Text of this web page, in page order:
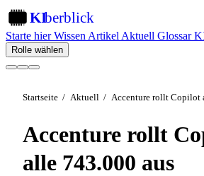
KIberblick
Starte hierWissen Artikel Aktuell Glossar
Rolle wählen
Startseite / Aktuell / Accenture rollt Copilot
Accenture rollt
alle 743.000 aus